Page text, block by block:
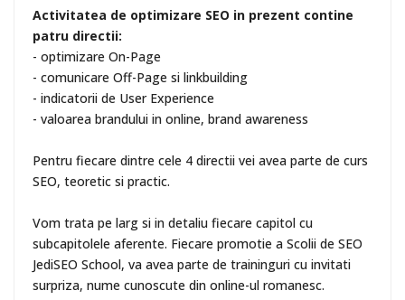
Activitatea de optimizare SEO in prezent contine
patru directii:
- optimizare On-Page
- comunicare Off-Page si linkbuilding
- indicatorii de User Experience
- valoarea brandului in online, brand awareness
Pentru fiecare dintre cele 4 directii vei avea parte de curs
SEO, teoretic si practic.
Vom trata pe larg si in detaliu fiecare capitol cu
subcapitolele aferente. Fiecare promotie a Scolii de SEO
JediSEO School, va avea parte de traininguri cu invitati
surpriza, nume cunoscute din online-ul romanesc.